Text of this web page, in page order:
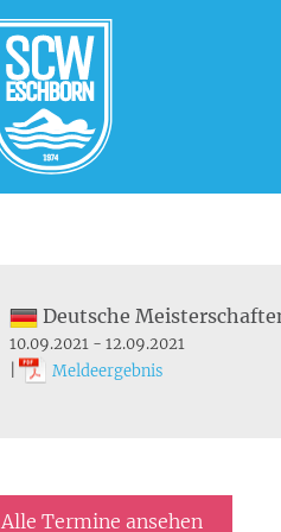
Deutsche
10.09.2021 - 12.09.2021
Meldeergebnis
Alle Termine ansehen